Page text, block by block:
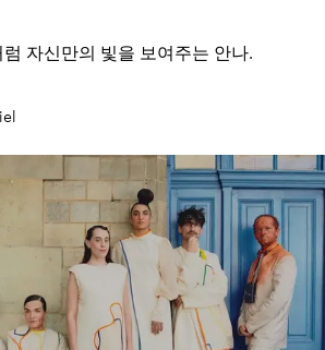
자신만의 빛을 보여주는 안나.